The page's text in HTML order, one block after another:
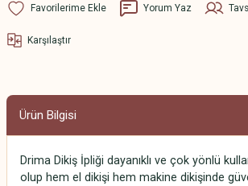
Yorum Yaz
Karşılaştır
Ürün Bilgisi
Drima Dikiş İpliği dayanıklı ve çok yönlü
olup hem el dikişi hem makine dikişinde